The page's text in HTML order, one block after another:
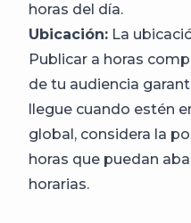
horas del día.
Ubicación: La
Publicar a horas
de tu audiencia
llegue cuando estén
global, considera la
horas que puedan
horarias.